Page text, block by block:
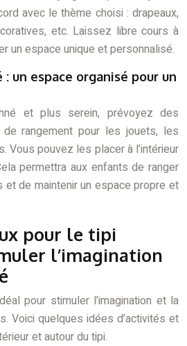
avec le thème choisi : drapeaux,
etc. Laissez libre cours à
un espace unique et personnalisé.
un espace organisé pour un
et plus serein, prévoyez des
rangement pour les jouets, les
Vous pouvez les placer à l’intérieur
permettra aux enfants de ranger
de maintenir un espace propre et
pour le tipi
l’imagination
pour stimuler l’imagination et la
Voici quelques idées d’activités et
et autour du tipi.